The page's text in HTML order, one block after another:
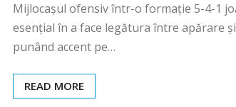
Mijlocașul ofensiv într-o formație 5-4-1
esențial în a face legătura între apărare
punând accent pe…
READ MORE